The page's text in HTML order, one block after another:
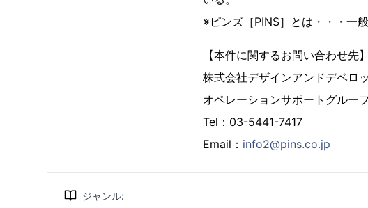
※ピンズ［PINS］とは・・・一
【本件に関するお問い合わせ先】
株式会社デザインアンドデベロ
オペレーションサポートグルー
Tel：03-5441-7417
Email： info2@pins.co.jp
ジャンル: